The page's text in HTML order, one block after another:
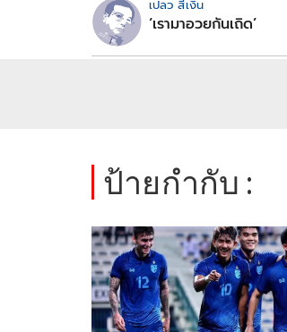
เปลว สีเงิน
‘เรามาอวยกันเถิด’
ป้ายกำกับ :